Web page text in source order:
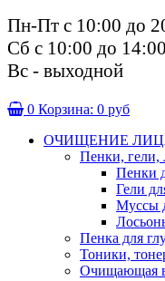
Пн-Пт с 10:00 до
Сб с 10:00 до 14:00
Вс - выходной
0 Корзина: 0 руб
ОЧИЩЕНИЕ
Пенки, гели,
Пенки
Гели
Муссы
Пенка для
Тоники,
Очищающая